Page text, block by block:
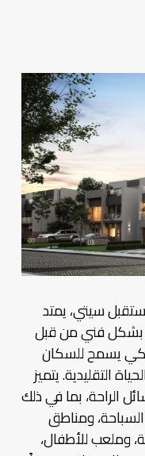
سيتي، يمتد
بشكل فني من قبل
يسمح للسكان
التقليدية. يتميز
الراحة، بما في ذلك
ومناطق
وملعب للأطفال،